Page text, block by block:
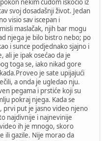
nekim čudom iskočio iz
svoj dosadašnji život. Jedan
visio sav iscepan i
maslačak, njih bar mogu
njega je bilo bistro nebo; po
i sunce podjednako sjajno i
ali je ipak osećao da je
toga se, iako nikad gore
je sate upijajući
a onda je ugledao nju.
pegama i prstiće koji su
pokraj njega. Kada se
prvi put je jasno video njeno
najdivnije i najnevinije
ih je mnogo, skoro
ili gazile. Nije morao da